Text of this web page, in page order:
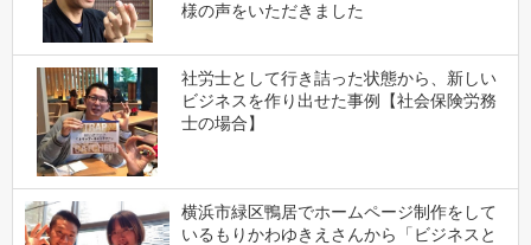
様の声をいただきました
社労士として行き詰った状態から、新しい
ビジネスを作り出せた事例【社会保険労務
士の場合】
横浜市緑区鴨居でホームページ制作をして
いるもりかわゆきえさんから「ビジネスと